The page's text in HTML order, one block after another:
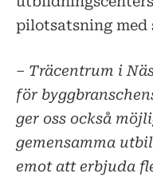
pilotsatsning med
– Träcentrum i
för
ger oss också
gemensamma
emot att erbjuda